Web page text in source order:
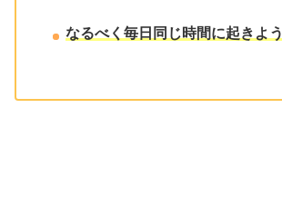
なるべく毎日同じ時間に起きよう